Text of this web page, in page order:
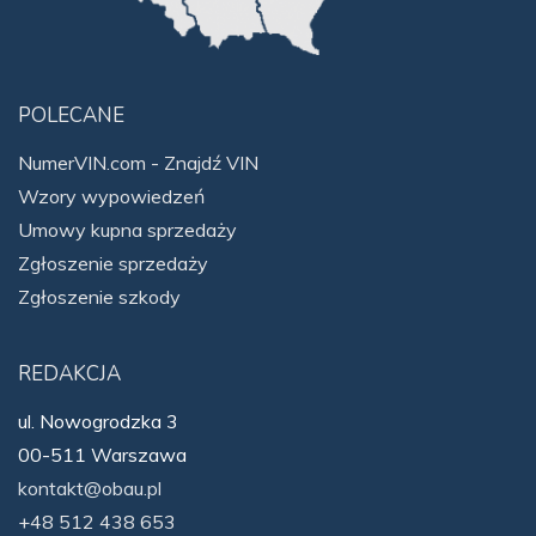
POLECANE
NumerVIN.com - Znajdź VIN
Wzory wypowiedzeń
Umowy kupna sprzedaży
Zgłoszenie sprzedaży
Zgłoszenie szkody
REDAKCJA
ul. Nowogrodzka 3
00-511 Warszawa
kontakt@obau.pl
+48 512 438 653